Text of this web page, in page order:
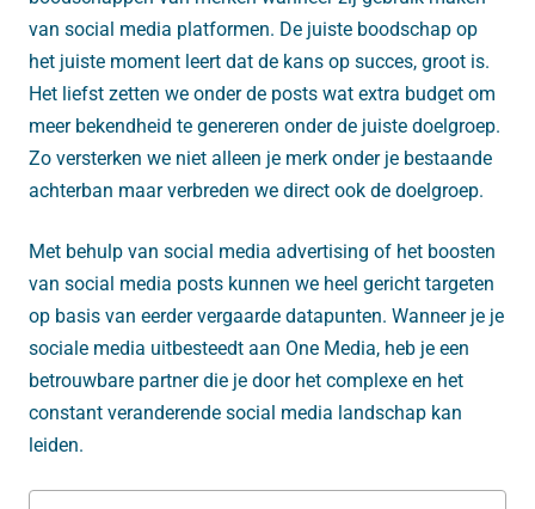
van social media platformen. De juiste boodschap op
het juiste moment leert dat de kans op succes, groot is.
Het liefst zetten we onder de posts wat extra budget om
meer bekendheid te genereren onder de juiste doelgroep.
Zo versterken we niet alleen je merk onder je bestaande
achterban maar verbreden we direct ook de doelgroep.
Met behulp van social media advertising of het boosten
van social media posts kunnen we heel gericht targeten
op basis van eerder vergaarde datapunten. Wanneer je je
sociale media uitbesteedt aan One Media, heb je een
betrouwbare partner die je door het complexe en het
constant veranderende social media landschap kan
leiden.